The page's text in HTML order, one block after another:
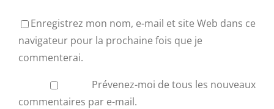
Enregistrez mon nom, e-mail et site Web dans ce
navigateur pour la prochaine fois que je
commenterai.
Prévenez-moi de tous les nouveaux
commentaires par e-mail.